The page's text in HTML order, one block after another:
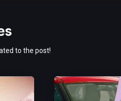
to the post!